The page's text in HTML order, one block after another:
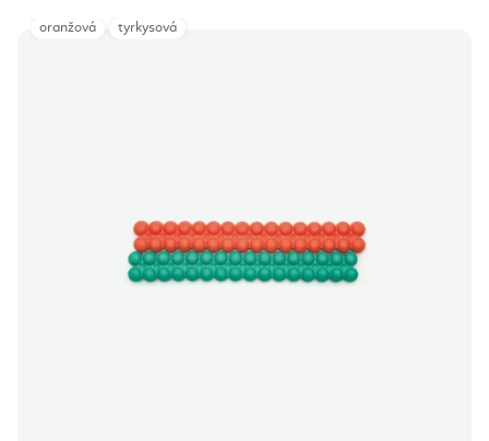
oranžová tyrkysová